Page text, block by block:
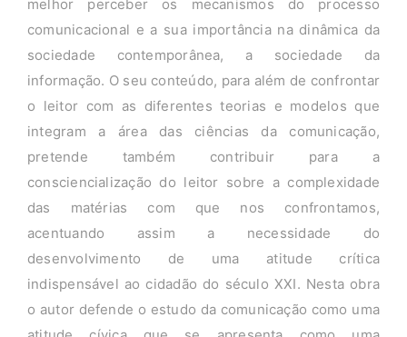
melhor perceber os mecanismos do processo
comunicacional e a sua importância na dinâmica da
sociedade contemporânea, a sociedade da
informação. O seu conteúdo, para além de confrontar
o leitor com as diferentes teorias e modelos que
integram a área das ciências da comunicação,
pretende também contribuir para a
consciencialização do leitor sobre a complexidade
das matérias com que nos confrontamos,
acentuando assim a necessidade do
desenvolvimento de uma atitude crítica
indispensável ao cidadão do século XXI. Nesta obra
o autor defende o estudo da comunicação como uma